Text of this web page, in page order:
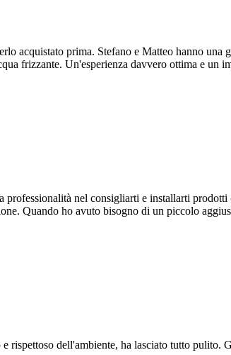
acquistato prima. Stefano e Matteo hanno una
frizzante. Un'esperienza davvero ottima e un
nel consigliarti e installarti
Quando ho avuto bisogno di un piccolo
rispettoso dell'ambiente, ha lasciato tutto pulito.